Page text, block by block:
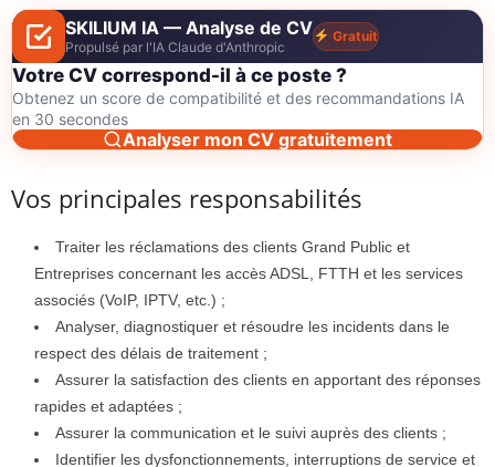
SKILIUM IA — Analyse de CV
Propulsé par l'IA Claude d'Anthropic
Gratuit
Votre CV correspond-il à ce poste ?
Obtenez un score de compatibilité et des recommandations IA
en 30 secondes
Analyser mon CV gratuitement
Vos principales responsabilités
Traiter les réclamations des clients Grand Public et
Entreprises concernant les accès ADSL, FTTH et les services
associés (VoIP, IPTV, etc.) ;
Analyser, diagnostiquer et résoudre les incidents dans le
respect des délais de traitement ;
Assurer la satisfaction des clients en apportant des réponses
rapides et adaptées ;
Assurer la communication et le suivi auprès des clients ;
Identifier les dysfonctionnements, interruptions de service et